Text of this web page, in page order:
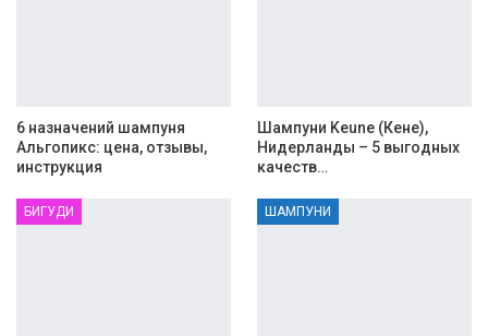
6 назначений шампуня
Альгопикс: цена, отзывы,
инструкция
Шампуни Keune (Кене),
Нидерланды – 5 выгодных
качеств…
БИГУДИ ШАМПУНИ